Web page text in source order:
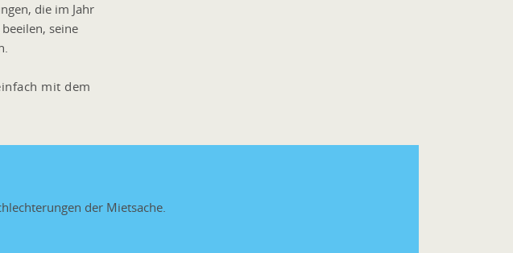
die im Jahr
seine
mit dem
der Mietsache.